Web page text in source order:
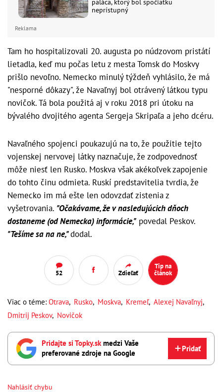
paláca, ktorý bol spočiatku
neprístupný
Reklama
Tam ho hospitalizovali 20. augusta po núdzovom pristátí
lietadla, keď mu počas letu z mesta Tomsk do Moskvy
prišlo nevoľno. Nemecko minulý týždeň vyhlásilo, že má
"nesporné dôkazy", že Navaľnyj bol otrávený látkou typu
novičok. Tá bola použitá aj v roku 2018 pri útoku na
bývalého dvojitého agenta Sergeja Skripaľa a jeho dcéru.
Navaľného spojenci poukazujú na to, že použitie tejto
vojenskej nervovej látky naznačuje, že zodpovednosť
môže niesť len Rusko. Moskva však akékoľvek zapojenie
do tohto činu odmieta. Ruskí predstavitelia tvrdia, že
Nemecko im má ešte len odovzdať zistenia z
vyšetrovania. "Očakávame, že v nasledujúcich dňoch
dostaneme (od Nemecka) informácie," povedal Peskov.
"Tešíme sa na ne,"dodal.
52 Zdieľať
Tip na
článok
Viac o téme: Otrava, Rusko, Moskva, Kremeľ, Alexej Navaľnyj,
Dmitrij Peskov, Novičok
Pridajte si Topky.skmedzi Vaše
preferované zdroje na Google
Pridať
Nahlásiť chybu